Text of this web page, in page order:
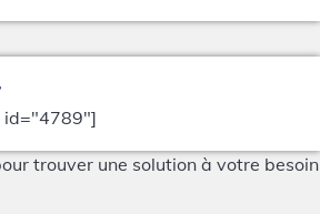
id="4789"]
trouver une solution à votre besoin